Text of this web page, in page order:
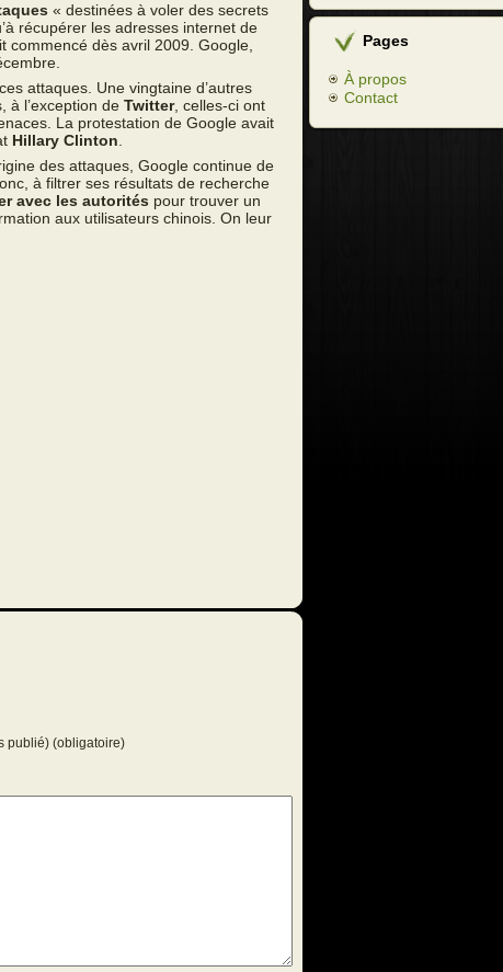
« destinées à voler des secrets
récupérer les adresses internet de
commencé dès avril 2009. Google,
attaques. Une vingtaine d’autres
à l’exception de Twitter, celles-ci ont
La protestation de Google avait
Hillary Clinton.
des attaques, Google continue de
à filtrer ses résultats de recherche
avec les autorités pour trouver un
aux utilisateurs chinois. On leur
publié) (obligatoire)
Pages
À propos
Contact